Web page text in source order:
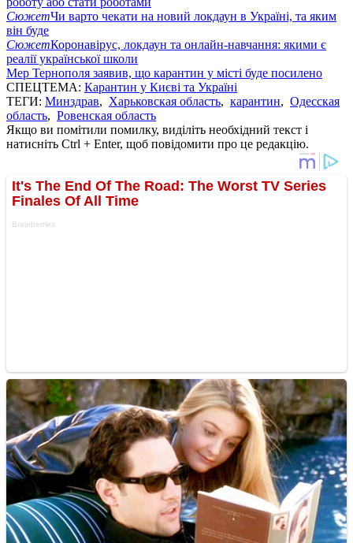
СюжетЧи варто чекати на новий локдаун в Україні, та яким
він буде
СюжетКоронавірус, локдаун та онлайн-навчання: якими є
реалії української школи
Мер Тернополя заявив, що карантин у місті буде посилено
СПЕЦТЕМА: Карантин у Києві та Україні
ТЕГИ: Минздрав, Харьковская область, карантин, Одесская
область, Ровенская область
Якщо ви помітили помилку, виділіть необхідний текст і
натисніть Ctrl + Enter, щоб повідомити про це редакцію.